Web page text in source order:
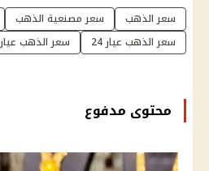
سعر الذهب سعر مصنعية الذهب
سعر الذهب عيار 24
سعر الذهب عيار 18
محتوى مدفوع